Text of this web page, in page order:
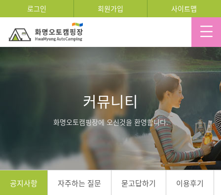
로그인 회원가입 사이트맵
커뮤니티
화명오토캠핑장에 오신것을 환영합니다.
공지사항 자주하는 질문 묻고답하기 이용후기